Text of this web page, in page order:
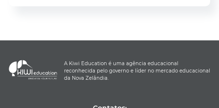
A Kiwi Education é uma agência educacional
reconhecida pelo governo e líder no mercado educacional
da Nova Zelândia.